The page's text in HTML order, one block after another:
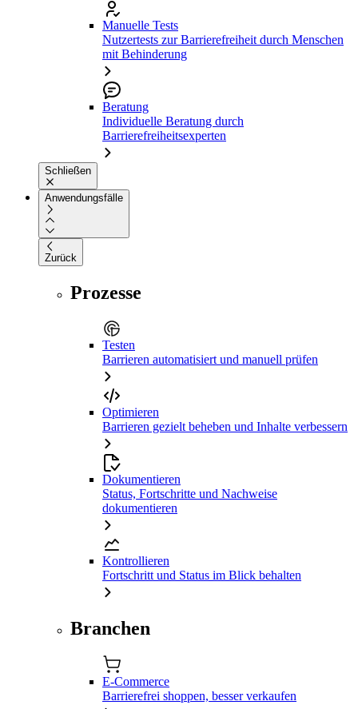
Manuelle Tests
Nutzertests zur Barrierefreiheit durch Menschen
mit Behinderung
Beratung
Individuelle Beratung durch
Barrierefreiheitsexperten
Schließen
Anwendungsfälle
Zurück
Prozesse
Testen
Barrieren automatisiert und manuell prüfen
Optimieren
Barrieren gezielt beheben und Inhalte verbessern
Dokumentieren
Status, Fortschritte und Nachweise
dokumentieren
Kontrollieren
Fortschritt und Status im Blick behalten
Branchen
E-Commerce
Barrierefrei shoppen, besser verkaufen